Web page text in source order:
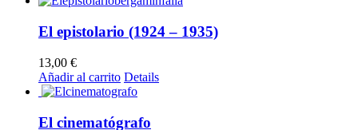
El epistolario (1924 – 1935)
13,00 €
Añadir al carrito Details
El cinematógrafo